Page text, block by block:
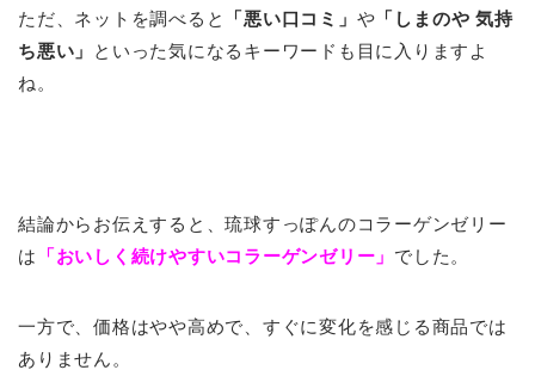
ただ、ネットを調べると 「悪い口コミ」 や 「しまのや 気持
ち悪い」
といった気になるキーワードも目に入りますよ
ね。
結論からお伝えすると、琉球すっぽんのコラーゲンゼリー
は
「おいしく続けやすいコラーゲンゼリー」 でした。
一方で、価格はやや高めで、すぐに変化を感じる商品では
ありません。